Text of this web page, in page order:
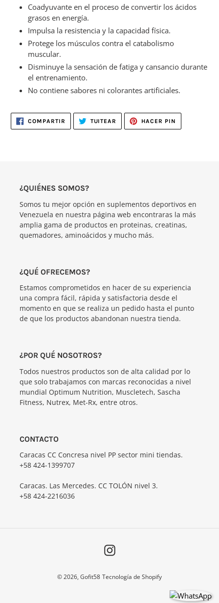
Coadyuvante en el proceso de convertir los ácidos
grasos en energía.
Impulsa la resistencia y la capacidad física.
Protege los músculos contra el catabolismo
muscular.
Disminuye la sensación de fatiga y cansancio durante
el entrenamiento.
No contiene sabores ni colorantes artificiales.
COMPARTIR COMPARTIR
FACEBOOK
TUITEAR TUITEAR
TWITTER
HACER PIN
PINTEREST
¿QUIÉNES SOMOS?
Somos tu mejor opción en suplementos deportivos en
Venezuela en nuestra página web encontraras la más
amplia gama de productos en proteinas, creatinas,
quemadores, aminoácidos y mucho más.
¿QUÉ OFRECEMOS?
Estamos comprometidos en hacer de su experiencia
una compra fácil, rápida y satisfactoria desde el
momento en que se realiza un pedido hasta el punto
de que los productos abandonan nuestra tienda.
¿POR QUÉ NOSOTROS?
Todos nuestros productos son de alta calidad por lo
que solo trabajamos con marcas reconocidas a nivel
mundial Optimum Nutrition, Muscletech, Sascha
Fitness, Nutrex, Met-Rx, entre otros.
CONTACTO
Caracas CC Concresa nivel PP sector mini tiendas.
+58 424-1399707
Caracas. Las Mercedes. CC TOLÓN nivel 3.
+58 424-2216036
Instagram
© 2026, Gofit58 Tecnología de Shopify